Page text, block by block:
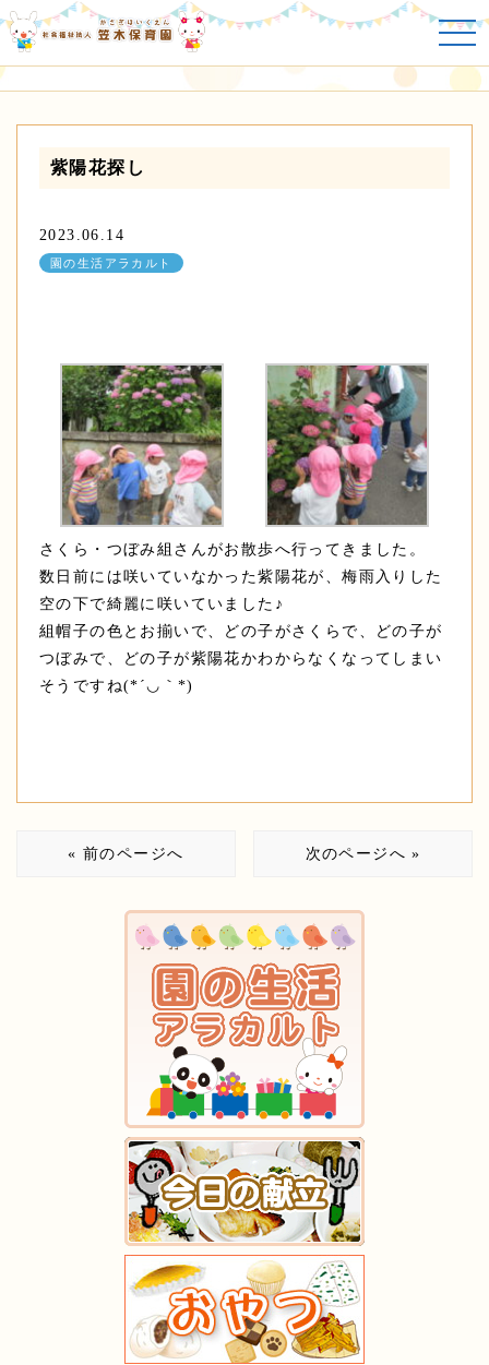
園の生活アラカルト
紫陽花探し
2023.06.14
園の生活アラカルト
さくら・つぼみ組さんがお散歩へ行ってきました。
数日前には咲いていなかった紫陽花が、梅雨入りした
空の下で綺麗に咲いていました♪
組帽子の色とお揃いで、どの子がさくらで、どの子が
つぼみで、どの子が紫陽花かわからなくなってしまい
そうですね(*´◡｀*)
« 前のページへ 次のページへ »